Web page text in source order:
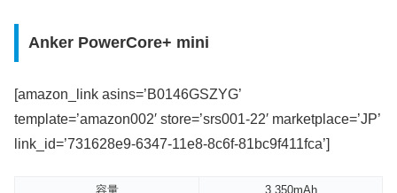
Anker PowerCore+ mini
[amazon_link asins=’B0146GSZYG’
template=’amazon002′ store=’srs001-22′ marketplace=’JP’
link_id=’731628e9-6347-11e8-8c6f-81bc9f411fca’]
容量
3,350mAh